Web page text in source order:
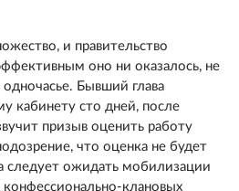
и правительство
оно ни оказалось, не
Бывший глава
кабинету сто дней, после
призыв оценить работу
что оценка не будет
следует ожидать мобилизации
клановых